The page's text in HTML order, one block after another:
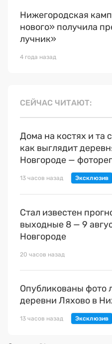
Нижегородская
нового» получила
лучник»
4 года назад
СЕЙЧАС ЧИТАЮТ
Дома на костях и та
как выглядит
Новгороде —
13 часов назад
Стал известен
выходные 8 — 9
Новгороде
20 часов назад
Опубликованы фото
деревни Ляхово в
13 часов назад